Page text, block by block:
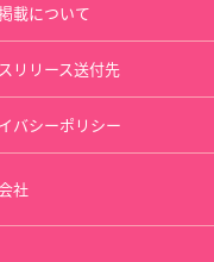
載について
リリース送付先
バシーポリシー
社